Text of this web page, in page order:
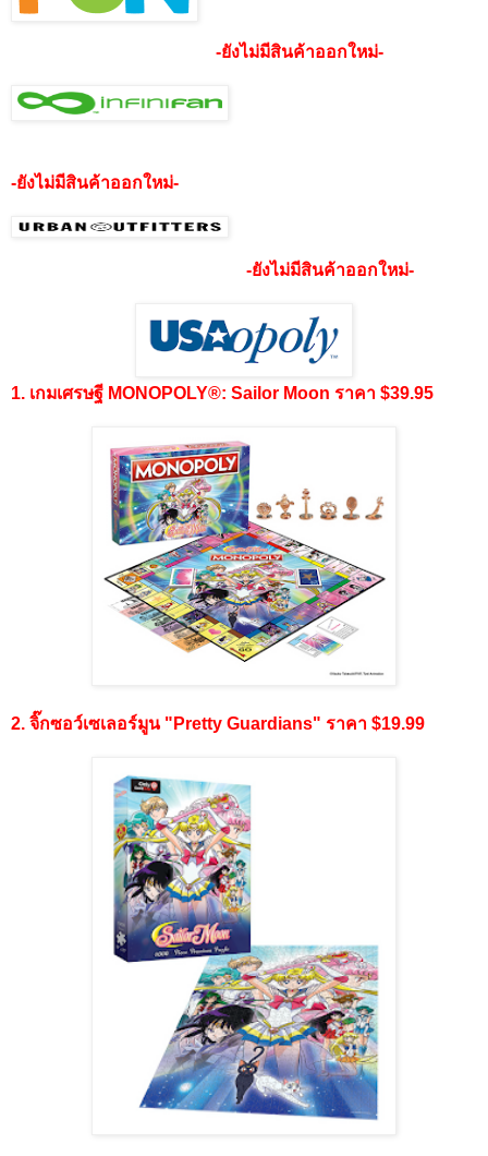
-ยังไม่มีสินค้าออกใหม่-
-ยังไม่มีสินค้าออกใหม่-
-ยังไม่มีสินค้าออกใหม่-
1. เกมเศรษฐี MONOPOLY®: Sailor Moon ราคา $39.95
2. จิ๊กซอว์เซเลอร์มูน "Pretty Guardians" ราคา $19.99